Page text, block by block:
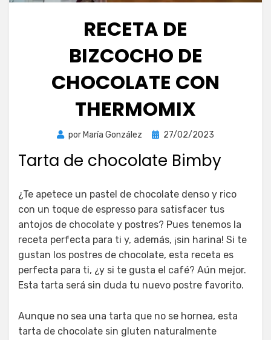
RECETA DE
BIZCOCHO DE
CHOCOLATE CON
THERMOMIX
por María González
Publicada
27/02/2023
Tarta de chocolate Bimby
¿Te apetece un pastel de chocolate denso y rico
con un toque de espresso para satisfacer tus
antojos de chocolate y postres? Pues tenemos la
receta perfecta para ti y, además, ¡sin harina! Si te
gustan los postres de chocolate, esta receta es
perfecta para ti, ¿y si te gusta el café? Aún mejor.
Esta tarta será sin duda tu nuevo postre favorito.
Aunque no sea una tarta que no se hornea, esta
tarta de chocolate sin gluten naturalmente